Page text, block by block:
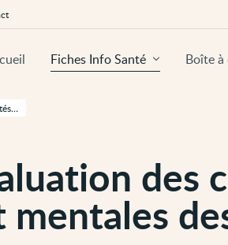
des
mentales
Évaluation des capacités physiques et mentales des personnes âgées
Fiches Info Santé Boîte